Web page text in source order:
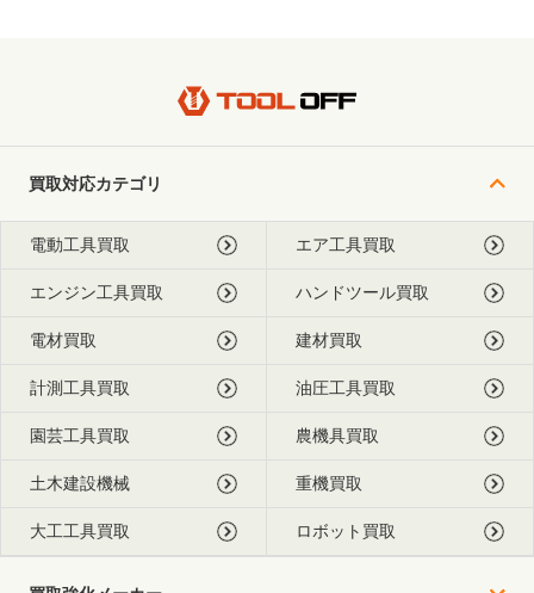
買取対応カテゴリ
電動工具買取 エア工具買取
エンジン工具買取 ハンドツール買取
電材買取 建材買取
計測工具買取 油圧工具買取
園芸工具買取 農機具買取
土木建設機械 重機買取
大工工具買取 ロボット買取